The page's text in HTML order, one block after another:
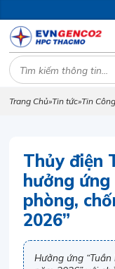
Trang Chủ»Tin tức»Tin
Thủy điện
hưởng ứng
phòng,
2026”
Hưởng ứng